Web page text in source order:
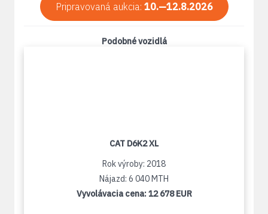
Pripravovaná aukcia: 10.—12.8.2026
Podobné vozidlá
CAT D6K2 XL
Rok výroby: 2018
Nájazd: 6 040 MTH
Vyvolávacia cena:12 678 EUR